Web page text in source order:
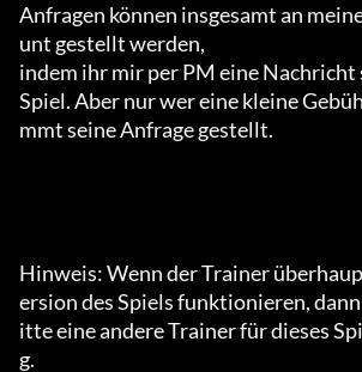
Anfragen können insgesamt an
unt gestellt werden,
indem ihr mir per PM eine Nachricht
Spiel. Aber nur wer eine kleine
mmt seine Anfrage gestellt.
Hinweis: Wenn der Trainer
ersion des Spiels funktionieren,
itte eine andere Trainer für dieses
g.